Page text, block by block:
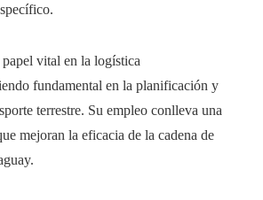
vital en la logística
fundamental en la planificación y
terrestre. Su empleo conlleva una
mejoran la eficacia de la cadena de